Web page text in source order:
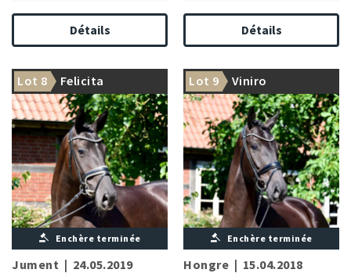
Détails Détails
Lot 8 Felicita
Enchère terminée
Jument | 24.05.2019
Lot 9 Viniro
Enchère terminée
Hongre | 15.04.2018